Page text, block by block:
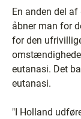
En anden del
åbner man for
for den
eutanasi. Det
eutanasi.
"I Holland